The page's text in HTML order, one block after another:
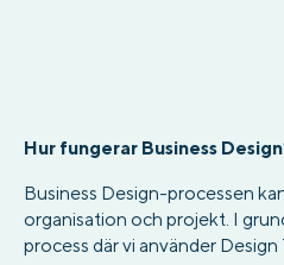
Hur fungerar Business
Business Design-processen
organisation och projekt. I
process där vi använder